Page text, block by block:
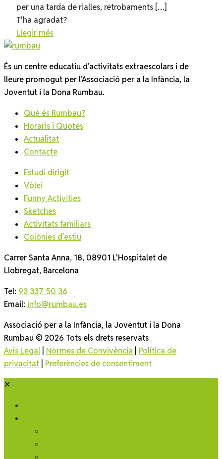
per una tarda de rialles, retrobaments […]
T'ha agradat?
Llegir més
És un centre educatiu d’activitats extraescolars i de
lleure promogut per l’Associació per a la Infància, la
Joventut i la Dona Rumbau.
Què és Rumbau?
Horaris i Quotes
Actualitat
Contacte
Estudi dirigit
Vòlei
Funny Activities
Sketches
Activitats familiars
Colònies d’estiu
Carrer Santa Anna, 18, 08901 L'Hospitalet de
Llobregat, Barcelona
Tel: 93 337 50 36
Email: info@rumbau.es
Associació per a la Infància, la Joventut i la Dona
Rumbau © 2026 Tots els drets reservats
Avís Legal
Normes de Convivència
Política de
privacitat
Preferències de consentiment
✕